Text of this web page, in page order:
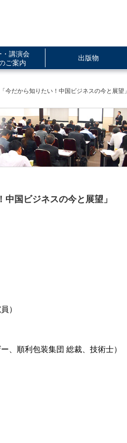
・講演会
ご案内
出版物
今だから知りたい！中国ビジネスの今と展望」
国ビジネスの今と展望」
）
、順利包装集団 総裁、技術士）